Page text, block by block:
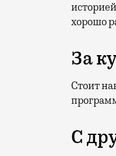
хорошо
За
Стоит
С